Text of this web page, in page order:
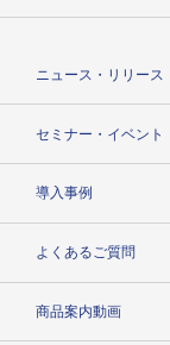
ニュース・リリース
セミナー・イベント
導入事例
よくあるご質問
商品案内動画